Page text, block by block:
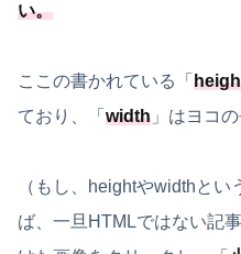
い。
ここの書かれている「
ており、「 width 」はヨコ
（もし、heightやwidthと
ば、一旦HTMLではない記